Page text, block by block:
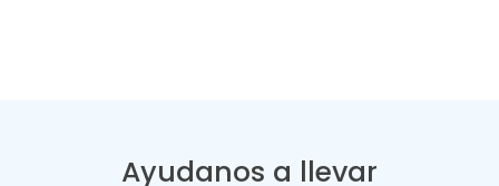
Ayudanos a llevar